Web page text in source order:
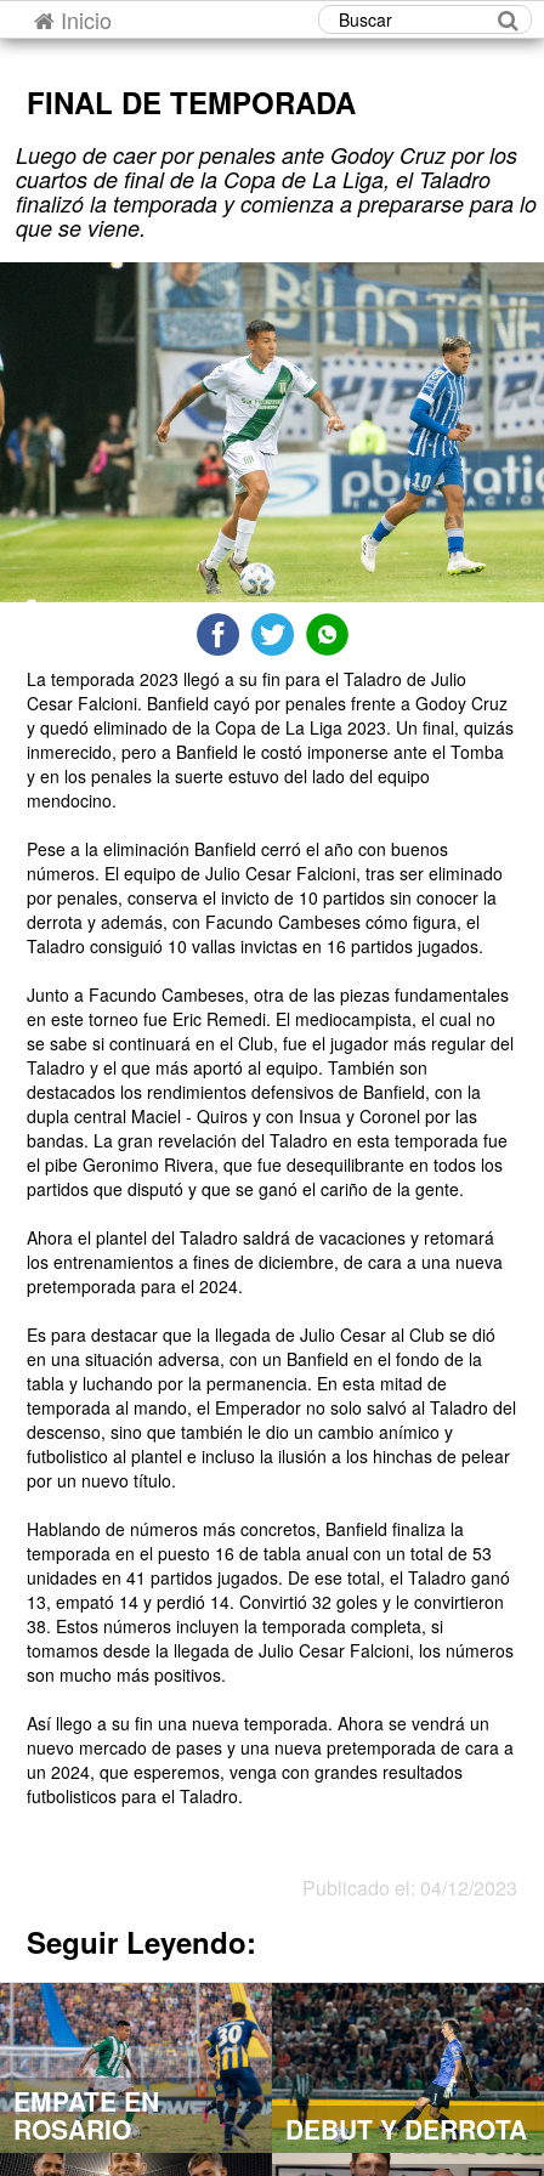
Inicio Buscar
FINAL DE TEMPORADA
Luego de caer por penales ante Godoy Cruz por los
cuartos de final de la Copa de La Liga, el Taladro
finalizó la temporada y comienza a prepararse para lo
que se viene.
La temporada 2023 llegó a su fin para el Taladro de Julio
Cesar Falcioni. Banfield cayó por penales frente a Godoy Cruz
y quedó eliminado de la Copa de La Liga 2023. Un final, quizás
inmerecido, pero a Banfield le costó imponerse ante el Tomba
y en los penales la suerte estuvo del lado del equipo
mendocino.
Pese a la eliminación Banfield cerró el año con buenos
números. El equipo de Julio Cesar Falcioni, tras ser eliminado
por penales, conserva el invicto de 10 partidos sin conocer la
derrota y además, con Facundo Cambeses cómo figura, el
Taladro consiguió 10 vallas invictas en 16 partidos jugados.
Junto a Facundo Cambeses, otra de las piezas fundamentales
en este torneo fue Eric Remedi. El mediocampista, el cual no
se sabe si continuará en el Club, fue el jugador más regular del
Taladro y el que más aportó al equipo. También son
destacados los rendimientos defensivos de Banfield, con la
dupla central Maciel - Quiros y con Insua y Coronel por las
bandas. La gran revelación del Taladro en esta temporada fue
el pibe Geronimo Rivera, que fue desequilibrante en todos los
partidos que disputó y que se ganó el cariño de la gente.
Ahora el plantel del Taladro saldrá de vacaciones y retomará
los entrenamientos a fines de diciembre, de cara a una nueva
pretemporada para el 2024.
Es para destacar que la llegada de Julio Cesar al Club se dió
en una situación adversa, con un Banfield en el fondo de la
tabla y luchando por la permanencia. En esta mitad de
temporada al mando, el Emperador no solo salvó al Taladro del
descenso, sino que también le dio un cambio anímico y
futbolistico al plantel e incluso la ilusión a los hinchas de pelear
por un nuevo título.
Hablando de números más concretos, Banfield finaliza la
temporada en el puesto 16 de tabla anual con un total de 53
unidades en 41 partidos jugados. De ese total, el Taladro ganó
13, empató 14 y perdió 14. Convirtió 32 goles y le convirtieron
38. Estos números incluyen la temporada completa, si
tomamos desde la llegada de Julio Cesar Falcioni, los números
son mucho más positivos.
Así llego a su fin una nueva temporada. Ahora se vendrá un
nuevo mercado de pases y una nueva pretemporada de cara a
un 2024, que esperemos, venga con grandes resultados
futbolisticos para el Taladro.
Publicado el: 04/12/2023
Seguir Leyendo:
EMPATE EN
ROSARIO
DEBUT Y DERROTA